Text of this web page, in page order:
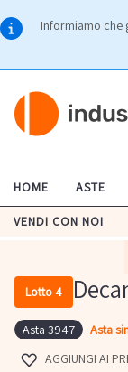
Informiamo che
HOME ASTE
VENDI CON NOI
Lotto 4
Asta 3947 Asta
AGGIUNGI AI